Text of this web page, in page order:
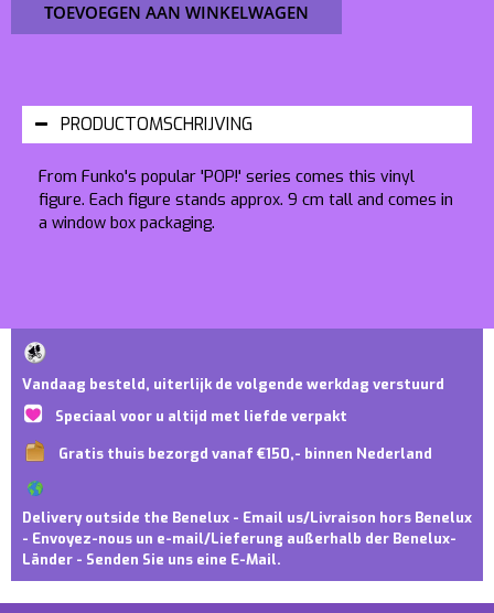
TOEVOEGEN AAN WINKELWAGEN
PRODUCTOMSCHRIJVING
From Funko's popular 'POP!' series comes this vinyl
figure. Each figure stands approx. 9 cm tall and comes in
a window box packaging.
Vandaag besteld, uiterlijk de volgende werkdag verstuurd
Speciaal voor u altijd met liefde verpakt
Gratis thuis bezorgd vanaf €150,- binnen Nederland
Delivery outside the Benelux - Email us/Livraison hors Benelux
- Envoyez-nous un e-mail/Lieferung außerhalb der Benelux-
Länder - Senden Sie uns eine E-Mail.